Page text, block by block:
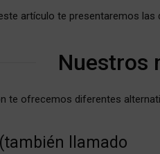
artículo te presentaremos las
Nuestros
te ofrecemos diferentes
llamado